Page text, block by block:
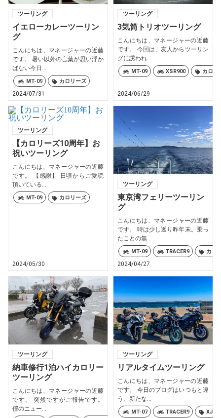
ツーリング
イエローカレーツーリン
グ
こんにちは、マネージャーの近藤
です。 暑い以外の言葉が思い浮か
ばない今日...
MT-09 カロリーズ
2024/07/31
ツーリング
3気筒トリオツーリング
こんにちは、マネージャーの近藤
です。 今回は、友人からツーリン
グに誘われ...
MT-09 XSR900 カロリ
2024/06/29
ツーリング
【カロリーズ10周年】お
祝いツーリング
こんにちは、マネージャーの近藤
です。 【感謝】 日頃からご愛読
頂いている...
MT-09 カロリーズ
2024/05/30
ツーリング
東京湾フェリーツーリン
グ
こんにちは、マネージャーの近藤
です。 時は少し遡り昨年末。乗っ
たことの無...
MT-09 TRACER9 カロ
2024/04/27
ツーリング
納車修行1泊ハイカロリー
ツーリング
こんにちは、マネージャーの近藤
です。 突然ですがご報告です。
僕のニュー...
ツーリング
リアルタイムツーリング
こんにちは、マネージャーの近藤
です。 今日のブログはいつもと違
う、新たな...
MT-07 TRACER9 XJ6